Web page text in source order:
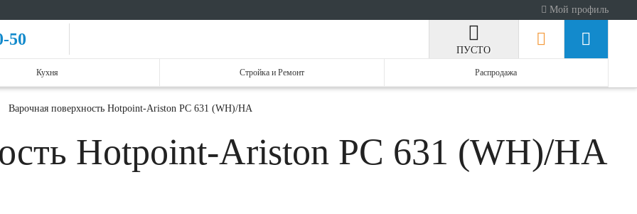
Мой профиль
50
ПУСТО
Кухня Стройка и Ремонт Распродажа
Варочная поверхность Hotpoint-Ariston PC 631 (WH)/HA
Hotpoint-Ariston PC 631 (WH)/HA